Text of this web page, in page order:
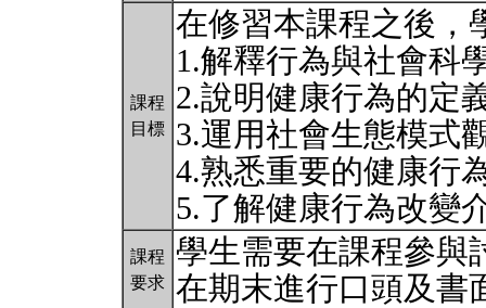
課程
目標
在修習本課程之後，
1.解釋行為與社會科
2.說明健康行為的定
3.運用社會生態模式
4.熟悉重要的健康行
5.了解健康行為改變
課程
要求
學生需要在課程參與
在期末進行口頭及書